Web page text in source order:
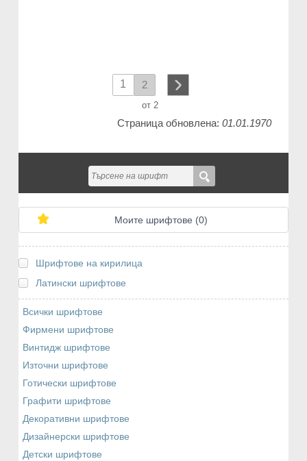
1 2 next
от 2
Страница обновлена: 01.01.1970
Моите шрифтове (0)
Шрифтове на кирилица
Латински шрифтове
Всички шрифтове
Фирмени шрифтове
Винтидж шрифтове
Източни шрифтове
Готически шрифтове
Графити шрифтове
Декоративни шрифтове
Дизайнерски шрифтове
Детски шрифтове